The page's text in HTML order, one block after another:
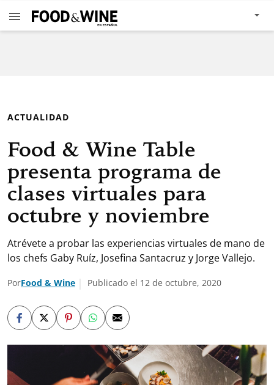
ACTUALIDAD
Food & Wine Table
presenta programa de
clases virtuales para
octubre y noviembre
Atrévete a probar las experiencias virtuales de mano de
los chefs Gaby Ruíz, Josefina Santacruz y Jorge Vallejo.
PorFood & Wine Publicado el 12 de octubre, 2020